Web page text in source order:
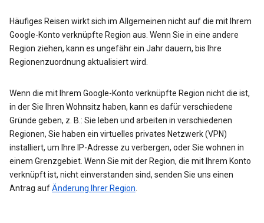
Häufiges Reisen wirkt sich im Allgemeinen nicht auf die mit Ihrem
Google-Konto verknüpfte Region aus. Wenn Sie in eine andere
Region ziehen, kann es ungefähr ein Jahr dauern, bis Ihre
Regionenzuordnung aktualisiert wird.
Wenn die mit Ihrem Google-Konto verknüpfte Region nicht die ist,
in der Sie Ihren Wohnsitz haben, kann es dafür verschiedene
Gründe geben, z. B.: Sie leben und arbeiten in verschiedenen
Regionen, Sie haben ein virtuelles privates Netzwerk (VPN)
installiert, um Ihre IP-Adresse zu verbergen, oder Sie wohnen in
einem Grenzgebiet. Wenn Sie mit der Region, die mit Ihrem Konto
verknüpft ist, nicht einverstanden sind, senden Sie uns einen
Antrag aufÄnderung Ihrer Region